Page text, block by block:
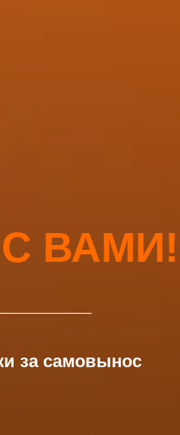
С
за самовынос